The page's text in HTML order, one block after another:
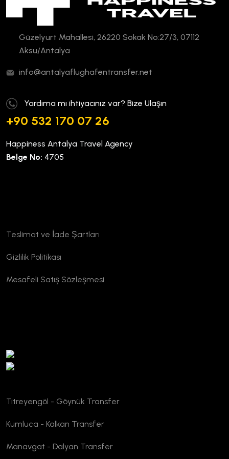
Güzelyurt Mahallesi, 26220 Sokak No:27/3, 07112
Aksu/Antalya
info@antalyaflughafentransfer.net
Yardıma mı ihtiyacınız var? Bize Ulaşın
+90 532 170 07 26
Happiness Antalya Travel Agency
Belge No: 4705
Teslimat ve İade Şartları
Gizlilik Politikası
Mesafeli Satış Sözleşmesi
Titreyengöl - Göynük Transfer
Kumluca - Kalkan Transfer
Manavgat - Dalyan Transfer